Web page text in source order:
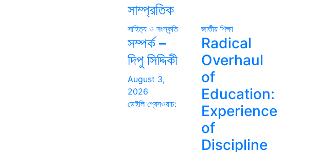
সাম্প্রতিক
সাহিত্য ও সংস্কৃতি
সম্পর্ক –
দিপু সিদ্দিকী
August 3,
2026
ডেইলি প্রেসওয়াচ:
জাতীয় শিক্ষা
Radical
Overhaul
of
Education:
Experience
of
Discipline